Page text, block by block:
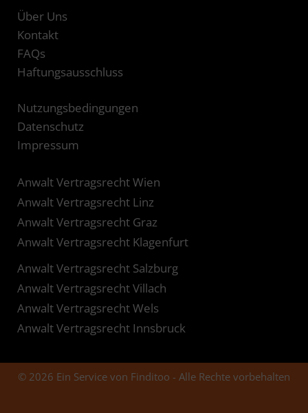
Über Uns
Kontakt
FAQs
Haftungsausschluss
Nutzungsbedingungen
Datenschutz
Impressum
Anwalt Vertragsrecht Wien
Anwalt Vertragsrecht Linz
Anwalt Vertragsrecht Graz
Anwalt Vertragsrecht Klagenfurt
Anwalt Vertragsrecht Salzburg
Anwalt Vertragsrecht Villach
Anwalt Vertragsrecht Wels
Anwalt Vertragsrecht Innsbruck
© 2026 Ein Service von Finditoo - Alle Rechte vorbehalten